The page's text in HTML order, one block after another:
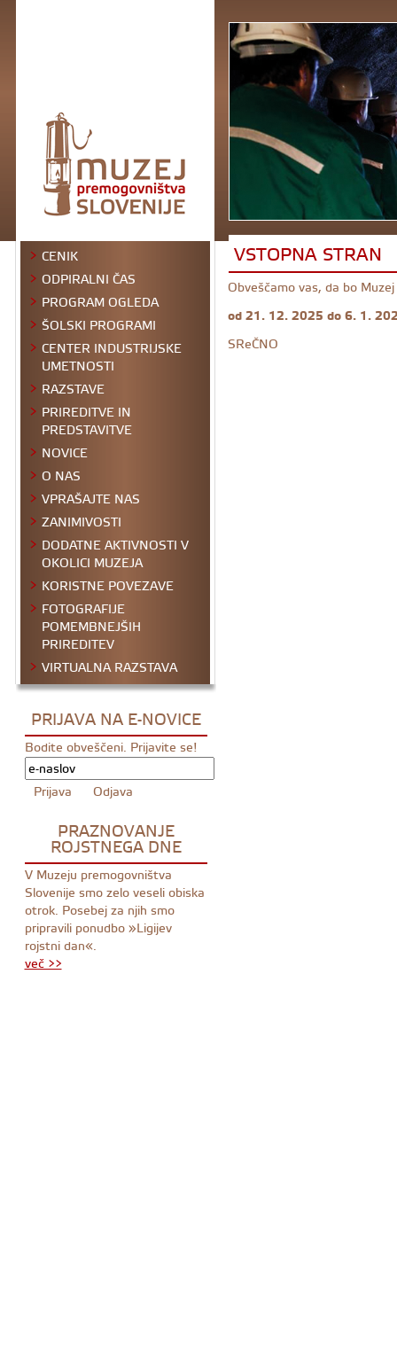
CENIK
ODPIRALNI ČAS
PROGRAM OGLEDA
ŠOLSKI PROGRAMI
CENTER INDUSTRIJSKE
UMETNOSTI
RAZSTAVE
PRIREDITVE IN
PREDSTAVITVE
NOVICE
O NAS
VPRAŠAJTE NAS
ZANIMIVOSTI
DODATNE AKTIVNOSTI V
OKOLICI MUZEJA
KORISTNE POVEZAVE
FOTOGRAFIJE
POMEMBNEJŠIH
PRIREDITEV
VIRTUALNA RAZSTAVA
PRIJAVA NA E-NOVICE
Bodite obveščeni. Prijavite se!
PRAZNOVANJE
ROJSTNEGA DNE
V Muzeju premogovništva
Slovenije smo zelo veseli obiska
otrok. Posebej za njih smo
pripravili ponudbo »Ligijev
rojstni dan«.
več >>
VSTOPNA STRAN
Obveščamo vas, da bo
od 21. 12. 2025 do 6. 1.
SReČNO